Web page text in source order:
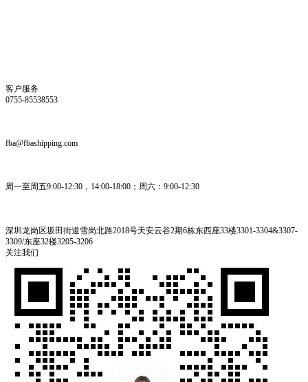
客户服务
0755-85538553
fba@fbashipping.com
周一至周五9:00-12:30，14:00-18:00；周六：9:00-12:30
深圳龙岗区坂田街道雪岗北路2018号天安云谷2期6栋东西座33楼3301-3304&3307-
3309/东座32楼3205-3206
关注我们